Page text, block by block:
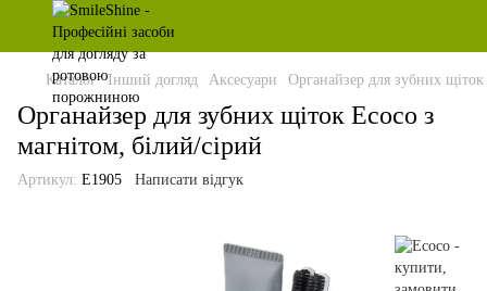
Каталог Інший догляд Аксесуари Органайзер для зубних
Органайзер для зубних щіток Ecoco з
магнітом, білий/сірий
Артикул: E1905 Написати відгук